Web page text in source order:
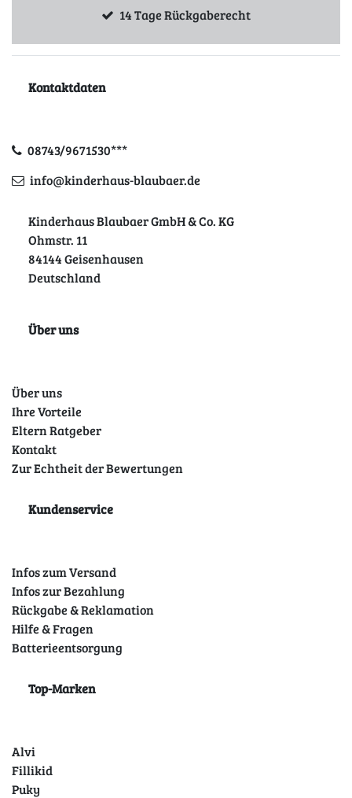
14 Tage Rückgaberecht
Kontaktdaten
08743/9671530***
info@kinderhaus-blaubaer.de
Kinderhaus Blaubaer GmbH & Co. KG
Ohmstr. 11
84144 Geisenhausen
Deutschland
Über uns
Über uns
Ihre Vorteile
Eltern Ratgeber
Kontakt
Zur Echtheit der Bewertungen
Kundenservice
Infos zum Versand
Infos zur Bezahlung
Rückgabe & Reklamation
Hilfe & Fragen
Batterieentsorgung
Top-Marken
Alvi
Fillikid
Puky